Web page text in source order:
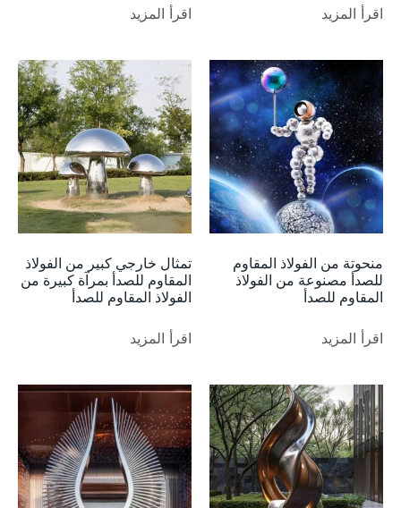
اقرأ المزيد اقرأ المزيد
منحوتة من الفولاذ المقاوم
للصدأ مصنوعة من الفولاذ
المقاوم للصدأ
اقرأ المزيد
تمثال خارجي كبير من الفولاذ
المقاوم للصدأ بمرآة كبيرة من
الفولاذ المقاوم للصدأ
اقرأ المزيد